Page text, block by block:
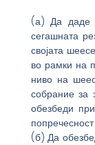
(а) Да даде
сегашната
својата
во рамки на
ниво на
собрание за
обезбеди
(б) Да